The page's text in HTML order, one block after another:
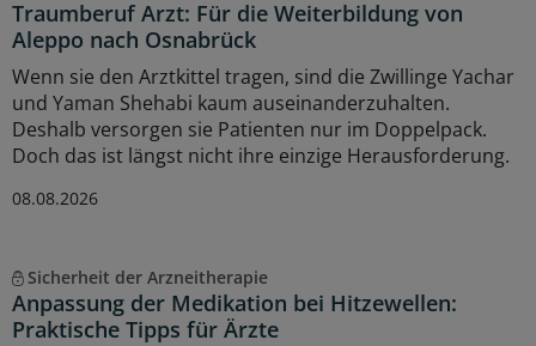
Traumberuf Arzt: Für die Weiterbildung von
Aleppo nach Osnabrück
Wenn sie den Arztkittel tragen, sind die Zwillinge Yachar
und Yaman Shehabi kaum auseinanderzuhalten.
Deshalb versorgen sie Patienten nur im Doppelpack.
Doch das ist längst nicht ihre einzige Herausforderung.
08.08.2026
Sicherheit der Arzneitherapie
Anpassung der Medikation bei Hitzewellen:
Praktische Tipps für Ärzte